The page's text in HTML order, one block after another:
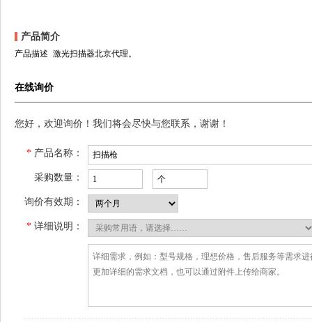
产品简介
产品描述 激光扫描器北京代理。
在线询价
您好，欢迎询价！我们将会尽快与您联系，谢谢！
* 产品名称：
采购数量：
询价有效期：
* 详细说明：